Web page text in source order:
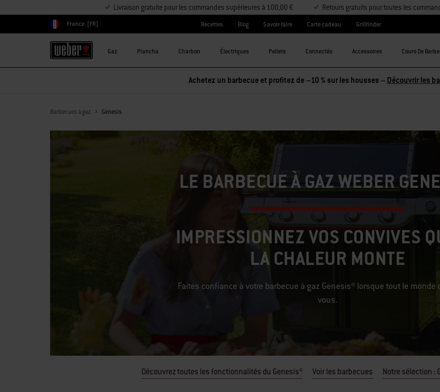
Livraison gratuite pour les commandes supérieures à 100,00 € Retours gratuits pour toutes les
Choisir un pays
France (FR) Recettes Blog Savoir-faire Carte cadeau Grillfinder
Gaz Plancha Charbon Électriques Pellets Connectés Accessoires Cours De
Barbecues à gaz Genesis
LE BARBECUE À GAZ WEBER
IMPRESSIONNEZ VOS CONVIVES
LA CHALEUR MONTE
Faites confiance à votre barbecue à gaz Genesis® lorsque tout le monde
vous.
Découvrez toutes les fonctionnalités du Genesis® Voir les barbecues Notre sélection :